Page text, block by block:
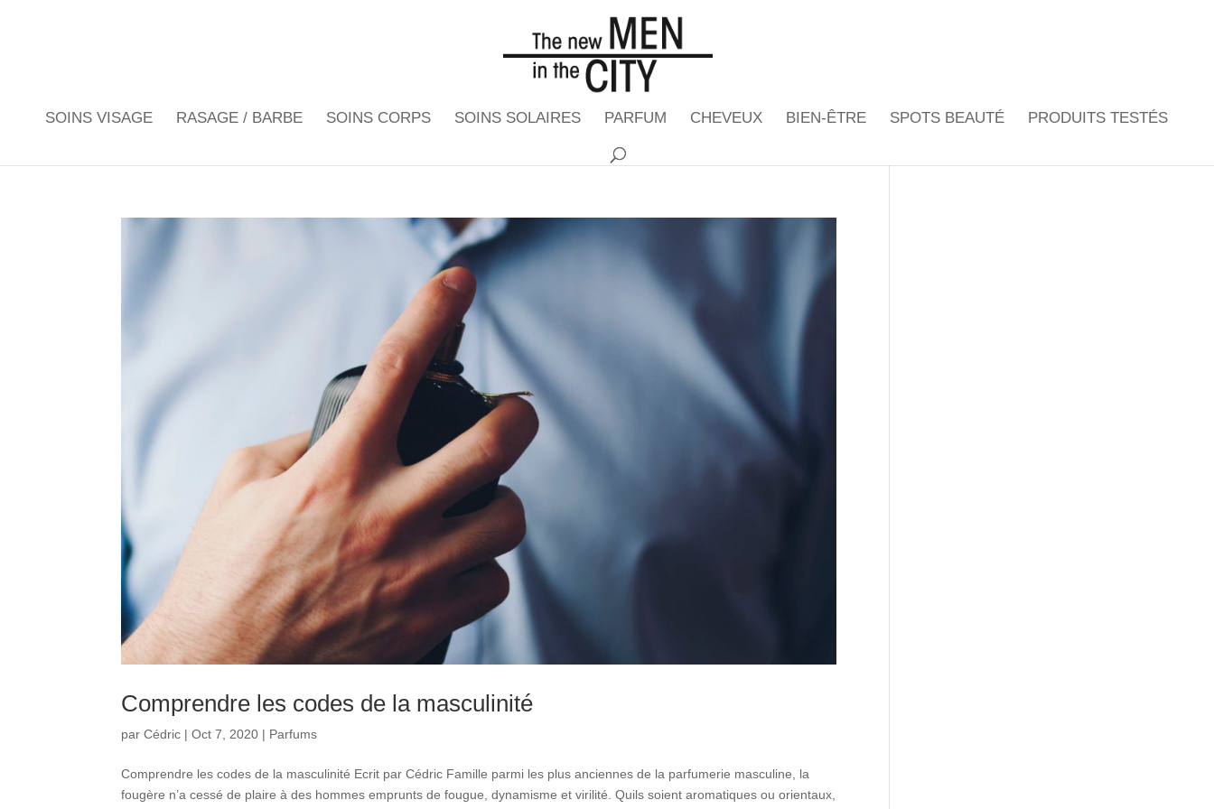
SOINS VISAGE RASAGE / BARBE SOINS CORPS SOINS SOLAIRES PARFUM CHEVEUX BIEN-ÊTRE SPOTS BEAUTÉ PRODUITS TESTÉS
Comprendre les codes de la masculinité
parCédric |Oct 7, 2020 | Parfums
Comprendre les codes de la masculinité Ecrit par Cédric Famille parmi les plus anciennes de la parfumerie masculine, la
fougère n’a cessé de plaire à des hommes emprunts de fougue, dynamisme et virilité. Quils soient aromatiques ou orientaux,